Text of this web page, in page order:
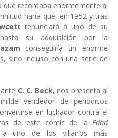
que recordaba enormemente al
haría que, en 1952 y tras
renunciara a uno de su
su adquisición por la
conseguiría un enorme
sino incluso con una serie de
C. C. Beck, nos presenta al
vendedor de periódicos
en luchador contra el
de este cómic de la Edad
uno de los villanos más